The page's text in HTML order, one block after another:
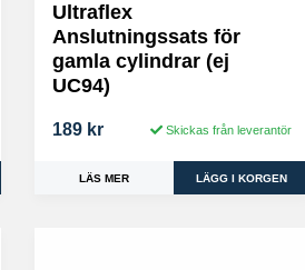
Ultraflex
Anslutningssats för
gamla cylindrar (ej
UC94)
189 kr Skickas från leverantör
LÄS MER